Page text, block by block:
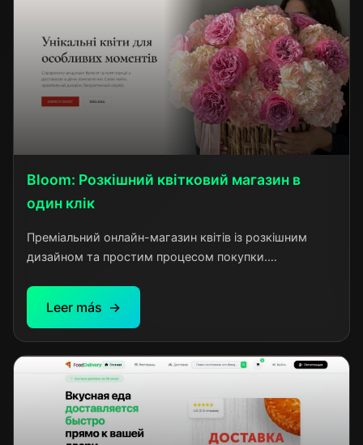
Bloom: Розкішний квітковий магазин в
один клік
Преміальний онлайн-магазин квітів із розкішним
дизайном та простим процесом покупки.
моментів
Leer más